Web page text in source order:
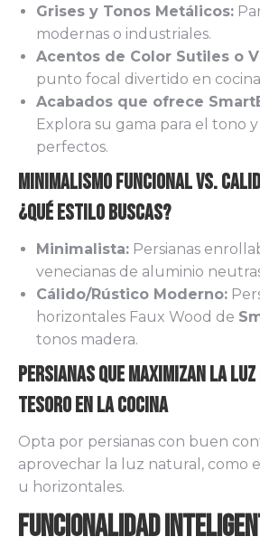
Grises y Tonos Metálicos:
modernas o industriales.
Acentos de Color Sutiles o
punto focal divertido en
Acabados que ofrece
Explora su gama para el tono
perfectos.
Minimalismo Funcional vs.
¿Qué Estilo Buscas?
Minimalista: Persianas
venecianas de aluminio
Cálido/Rústico Moderno:
horizontales Faux Wood de
tonos madera.
Persianas que Maximizan la
Tesoro en la Cocina
Opta por persianas con buen
aprovechar la luz natural, como
u horizontales.
Funcionalidad